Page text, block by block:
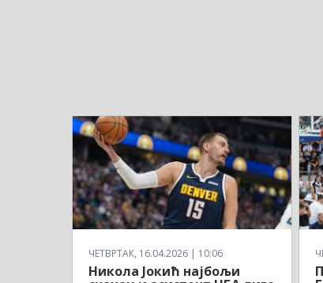
ЧЕТВРТАК, 16.04.2026 | 10:06
Никола Јокић најбољи